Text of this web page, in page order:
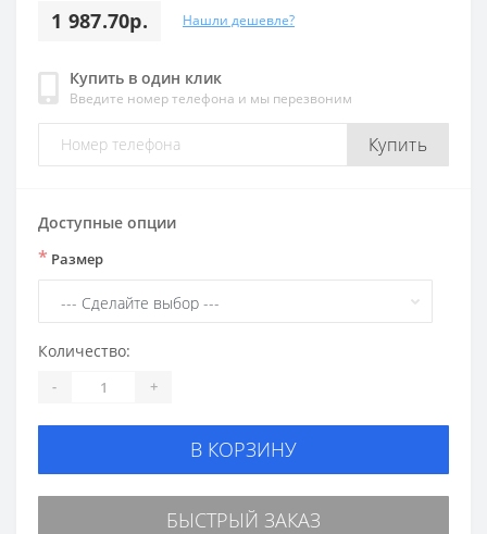
1 987.70р. Нашли дешевле?
Купить в один клик
Введите номер телефона и мы перезвоним
Купить
Доступные опции
* Размер
Количество:
- +
В КОРЗИНУ
БЫСТРЫЙ ЗАКАЗ